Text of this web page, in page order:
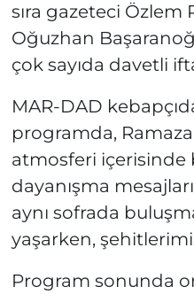
sıra gazeteci
Oğuzhan
çok sayıda davetli
MAR-DAD
programda,
atmosferi içerisinde
dayanışma
aynı sofrada
yaşarken,
Program sonunda